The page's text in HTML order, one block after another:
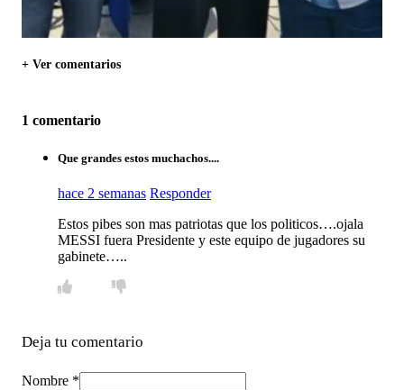
+ Ver comentarios
1 comentario
Que grandes estos muchachos....
hace 2 semanas Responder
Estos pibes son mas patriotas que los politicos….ojala
MESSI fuera Presidente y este equipo de jugadores su
gabinete…..
Deja tu comentario
Nombre *